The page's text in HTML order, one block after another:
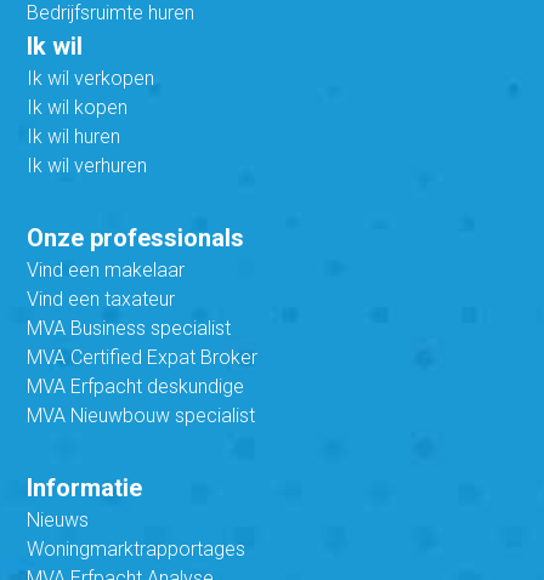
Bedrijfsruimte huren
Ik wil
Ik wil verkopen
Ik wil kopen
Ik wil huren
Ik wil verhuren
Onze professionals
Vind een makelaar
Vind een taxateur
MVA Business specialist
MVA Certified Expat Broker
MVA Erfpacht deskundige
MVA Nieuwbouw specialist
Informatie
Nieuws
Woningmarktrapportages